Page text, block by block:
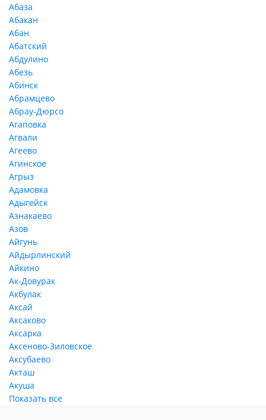
Абаза
Абакан
Абан
Абатский
Абдулино
Абезь
Абинск
Абрамцево
Абрау-Дюрсо
Агаповка
Агвали
Агеево
Агинское
Агрыз
Адамовка
Адыгейск
Азнакаево
Азов
Айгунь
Айдырлинский
Айкино
Ак-Довурак
Акбулак
Аксай
Аксаково
Аксарка
Аксеново-Зиловское
Аксубаево
Акташ
Акуша
Показать все